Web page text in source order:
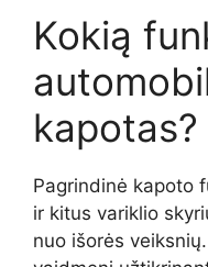
Kokią
kapotas?
Pagrindinė kapoto
ir kitus variklio
nuo išorės